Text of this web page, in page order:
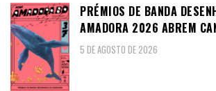
PRÉMIOS DE BANDA
AMADORA 2026 ABREM
5 DE AGOSTO DE 2026